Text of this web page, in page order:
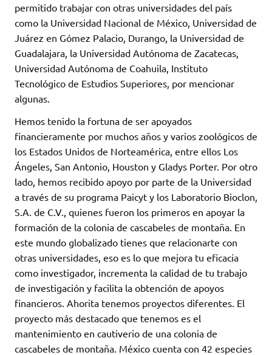
permitido trabajar con otras universidades del país
como la Universidad Nacional de México, Universidad de
Juárez en Gómez Palacio, Durango, la Universidad de
Guadalajara, la Universidad Autónoma de Zacatecas,
Universidad Autónoma de Coahuila, Instituto
Tecnológico de Estudios Superiores, por mencionar
algunas.
Hemos tenido la fortuna de ser apoyados
financieramente por muchos años y varios zoológicos de
los Estados Unidos de Norteamérica, entre ellos Los
Ángeles, San Antonio, Houston y Gladys Porter. Por otro
lado, hemos recibido apoyo por parte de la Universidad
a través de su programa Paicyt y los Laboratorio Bioclon,
S.A. de C.V., quienes fueron los primeros en apoyar la
formación de la colonia de cascabeles de montaña. En
este mundo globalizado tienes que relacionarte con
otras universidades, eso es lo que mejora tu eficacia
como investigador, incrementa la calidad de tu trabajo
de investigación y facilita la obtención de apoyos
financieros. Ahorita tenemos proyectos diferentes. El
proyecto más destacado que tenemos es el
mantenimiento en cautiverio de una colonia de
cascabeles de montaña. México cuenta con 42 especies